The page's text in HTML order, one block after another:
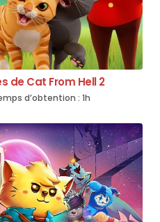
de Cat From Hell 2
d’obtention : 1h